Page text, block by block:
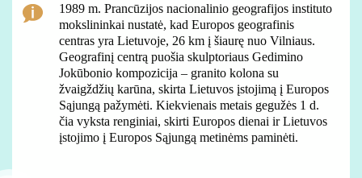
1989 m. Prancūzijos nacionalinio geografijos instituto
mokslininkai nustatė, kad Europos geografinis
centras yra Lietuvoje, 26 km į šiaurę nuo Vilniaus.
Geografinį centrą puošia skulptoriaus Gedimino
Jokūbonio kompozicija – granito kolona su
žvaigždžių karūna, skirta Lietuvos įstojimą į Europos
Sąjungą pažymėti. Kiekvienais metais gegužės 1 d.
čia vyksta renginiai, skirti Europos dienai ir Lietuvos
įstojimo į Europos Sąjungą metinėms paminėti.